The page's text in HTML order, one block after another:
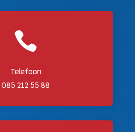

Telefoon
085 212 55 88